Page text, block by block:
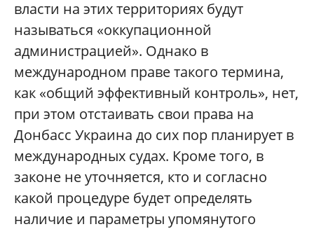
власти на этих территориях будут
называться «оккупационной
администрацией». Однако в
международном праве такого термина,
как «общий эффективный контроль», нет,
при этом отстаивать свои права на
Донбасс Украина до сих пор планирует в
международных судах. Кроме того, в
законе не уточняется, кто и согласно
какой процедуре будет определять
наличие и параметры упомянутого